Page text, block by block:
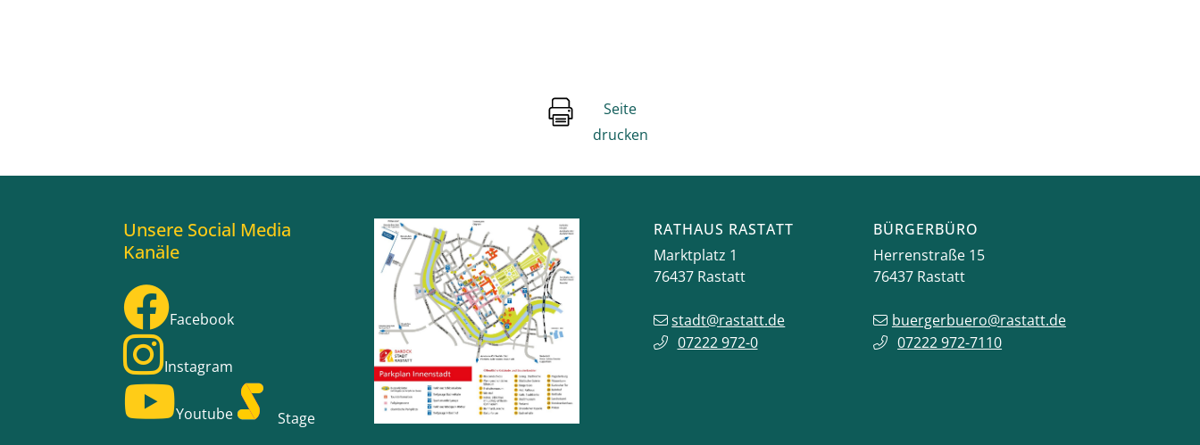
Seite
drucken
Unsere Social Media
Kanäle
Facebook
Instagram
Youtube Stage
RATHAUS RASTATT
Marktplatz 1
76437 Rastatt
stadt@rastatt.de
07222 972-0
BÜRGERBÜRO
Herrenstraße 15
76437 Rastatt
buergerbuero@rastatt.de
07222 972-7110